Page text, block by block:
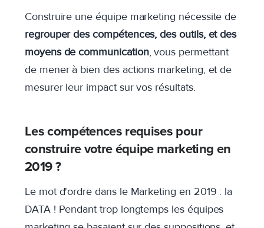
Construire une équipe marketing nécessite de
regrouper des compétences, des outils, et des
moyens de communication, vous permettant
de mener à bien des actions marketing, et de
mesurer leur impact sur vos résultats.
Les compétences requises pour
construire votre équipe marketing en
2019 ?
Le mot d'ordre dans le Marketing en 2019 : la
DATA ! Pendant trop longtemps les équipes